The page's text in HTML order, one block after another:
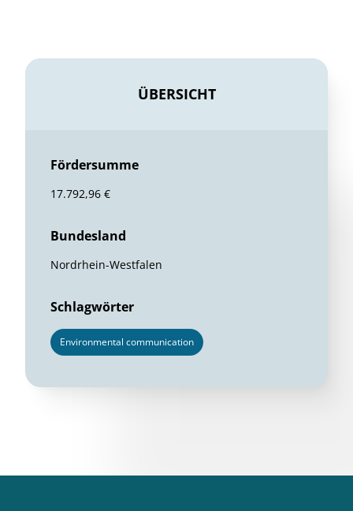
ÜBERSICHT
Fördersumme
17.792,96 €
Bundesland
Nordrhein-Westfalen
Schlagwörter
Environmental communication